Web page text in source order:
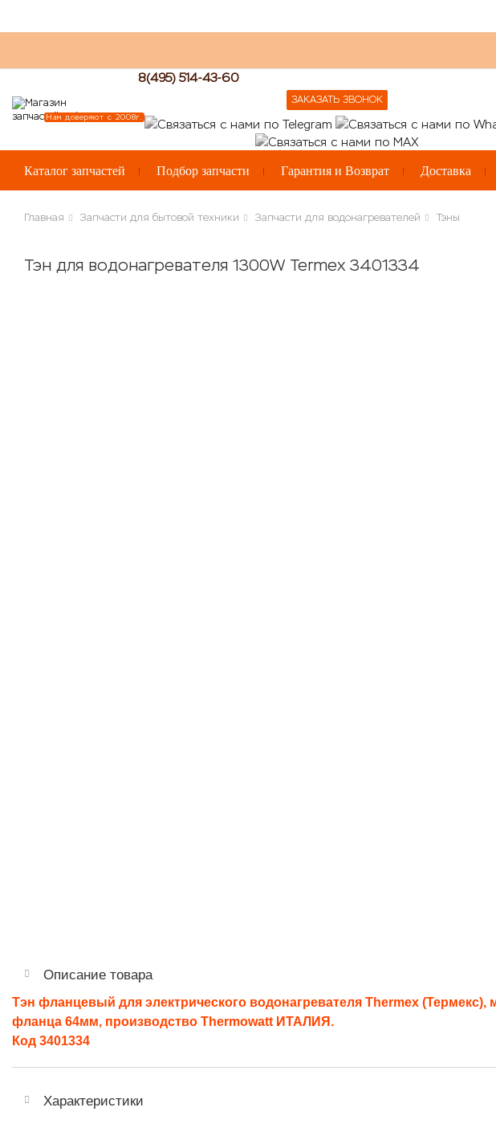
Нам доверяют с 2008г.
8(495) 514-43-60
ЗАКАЗАТЬ ЗВОНОК
Каталог запчастей Подбор запчасти Гарантия и Возврат Доставка
Главная Запчасти для бытовой техники Запчасти для водонагревателей Тэны
Тэн для водонагревателя 1300W Termex 3401334
Описание товара
Тэн фланцевый для электрического водонагревателя Thermex (Термекс),
фланца 64мм, производство Thermowatt ИТАЛИЯ .
Код 3401334
Характеристики